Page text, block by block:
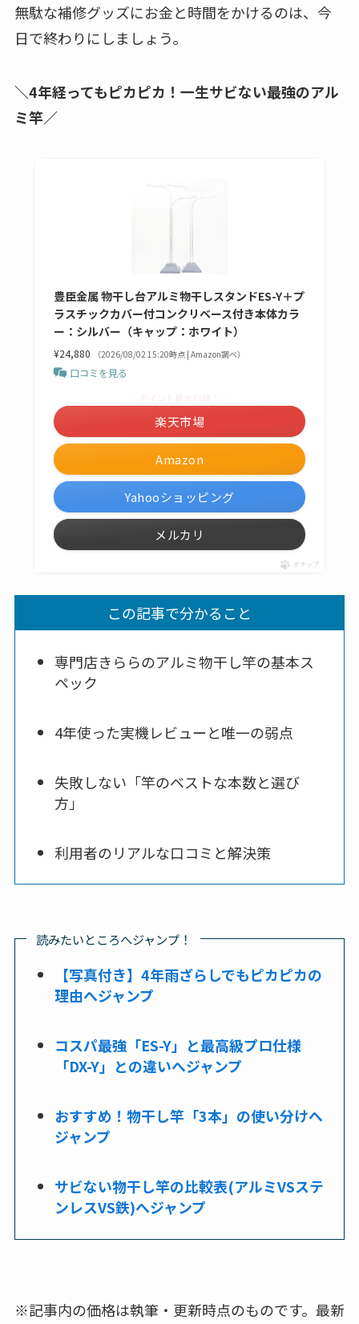
無駄な補修グッズにお金と時間をかけるのは、今
日で終わりにしましょう。
＼4年経ってもピカピカ！一生サビない最強のアル
ミ竿／
豊臣金属 物干し台アルミ物干しスタンドES-Y＋プ
ラスチックカバー付コンクリベース付き本体カラ
ー：シルバー（キャップ：ホワイト）
¥24,880 （2026/08/02 15:20時点 | Amazon調べ）
口コミを見る
Amazon
楽天市場
Yahooショッピング
メルカリ
ポチップ
この記事で分かること
専門店きららのアルミ物干し竿の基本ス
ペック
4年使った実機レビューと唯一の弱点
失敗しない「竿のベストな本数と選び
方」
利用者のリアルな口コミと解決策
読みたいところへジャンプ！
【写真付き】4年雨ざらしでもピカピカの
理由へジャンプ
コスパ最強「ES-Y」と最高級プロ仕様
「DX-Y」との違いへジャンプ
おすすめ！物干し竿「3本」の使い分けへ
ジャンプ
サビない物干し竿の比較表(アルミVSステ
ンレスVS鉄)へジャンプ
※記事内の価格は執筆・更新時点のものです。最新